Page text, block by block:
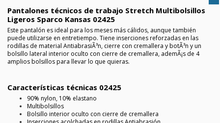
Pantalones técnicos de trabajo Stretch Multibolsillos
Ligeros Sparco Kansas 02425
Este pantalón es ideal para los meses más cálidos, aunque también
puede utilizarse en entretiempo. Tiene inserciones reforzadas en las
rodillas de material AntiabrasiÃ³n, cierre con cremallera y botÃ³n y un
bolsillo lateral interior oculto con cierre de cremallera, ademÃ¡s de 4
amplios bolsillos para llevar lo que quieras.
Características técnicas 02425
90% nylon, 10% elastano
Multibolsillos
Bolsillo interior oculto con cierre de cremallera